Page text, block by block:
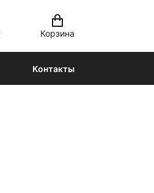
Корзина
Контакты